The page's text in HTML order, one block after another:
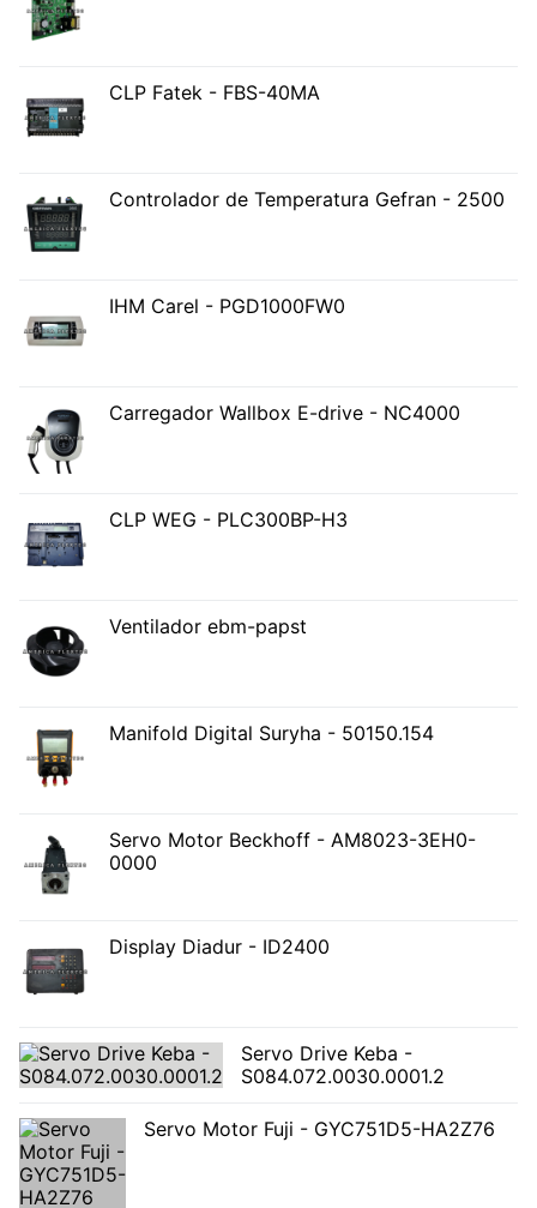
CLP Fatek - FBS-40MA
Controlador de Temperatura Gefran - 2500
IHM Carel - PGD1000FW0
Carregador Wallbox E-drive - NC4000
CLP WEG - PLC300BP-H3
Ventilador ebm-papst
Manifold Digital Suryha - 50150.154
Servo Motor Beckhoff - AM8023-3EH0-
0000
Display Diadur - ID2400
Servo Drive Keba -
S084.072.0030.0001.2
Servo Motor Fuji - GYC751D5-HA2Z76